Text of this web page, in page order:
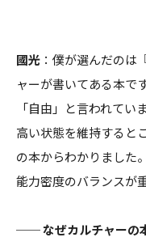
國光 ：僕が選んだのは
ャーが書いてある本で
「自由」と言われて
高い状態を維持すると
の本からわかりました
能力密度のバランスが
── なぜカルチャーの